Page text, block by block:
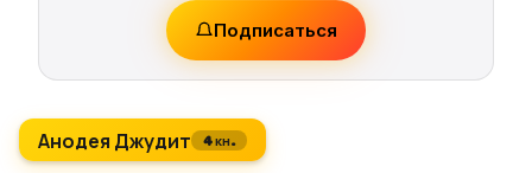
Подписаться
Анодея Джудит 4 кн.